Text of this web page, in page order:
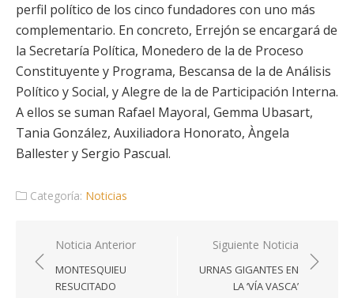
perfil político de los cinco fundadores con uno más
complementario. En concreto, Errejón se encargará de
la Secretaría Política, Monedero de la de Proceso
Constituyente y Programa, Bescansa de la de Análisis
Político y Social, y Alegre de la de Participación Interna.
A ellos se suman Rafael Mayoral, Gemma Ubasart,
Tania González, Auxiliadora Honorato, Àngela
Ballester y Sergio Pascual.
Categoría: Noticias
Navegación
de
entradas
Noticia Anterior
MONTESQUIEU
RESUCITADO
Siguiente Noticia
URNAS GIGANTES EN
LA ‘VÍA VASCA’